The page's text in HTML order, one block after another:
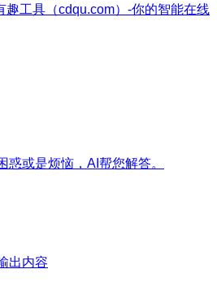
趣工具（cdqu.com）-你的智能在线
惑或是烦恼，AI帮您解答。
出内容